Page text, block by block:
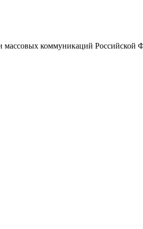
массовых коммуникаций Российской